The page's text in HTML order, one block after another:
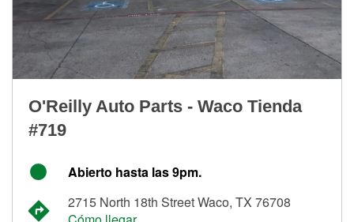
O'Reilly Auto Parts - Waco Tienda
#719
Abierto hasta las 9pm.
2715 North 18th Street Waco, TX 76708